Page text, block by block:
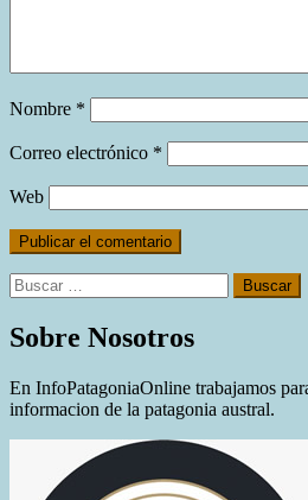
Nombre *
Correo electrónico *
Web
Buscar:
Sobre Nosotros
En InfoPatagoniaOnline trabajamos
informacion de la patagonia austral.